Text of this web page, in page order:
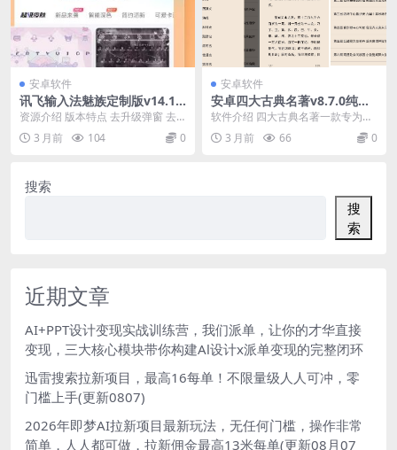
安卓软件
讯飞输入法魅族定制版v14.1.2
2纯净版
资源介绍 版本特点 去升级弹窗 去
内置广告 保留通讯录读取功能 保留
评价达人功能...
3 月前 104 0
安卓软件
安卓四大古典名著v8.7.0纯净
版
软件介绍 四大古典名著一款专为用
户提供四大名著阅读的手机平台。
包含几十种古典名著...
3 月前 66 0
搜索
搜
索
近期文章
AI+PPT设计变现实战训练营，我们派单，让你的才华直接
变现，三大核心模块带你构建Al设计x派单变现的完整闭环
迅雷搜索拉新项目，最高16每单！不限量级人人可冲，零
门槛上手(更新0807)
2026年即梦AI拉新项目最新玩法，无任何门槛，操作非常
简单，人人都可做，拉新佣金最高13米每单(更新08月07